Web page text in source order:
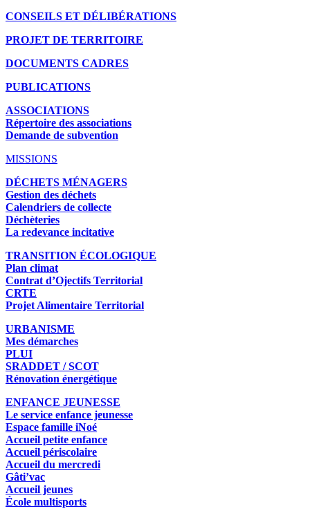
CONSEILS ET DÉLIBÉRATIONS
PROJET DE TERRITOIRE
DOCUMENTS CADRES
PUBLICATIONS
ASSOCIATIONS
Répertoire des associations
Demande de subvention
MISSIONS
DÉCHETS MÉNAGERS
Gestion des déchets
Calendriers de collecte
Déchèteries
La redevance incitative
TRANSITION ÉCOLOGIQUE
Plan climat
Contrat d’Ojectifs Territorial
CRTE
Projet Alimentaire Territorial
URBANISME
Mes démarches
PLUI
SRADDET / SCOT
Rénovation énergétique
ENFANCE JEUNESSE
Le service enfance jeunesse
Espace famille iNoé
Accueil petite enfance
Accueil périscolaire
Accueil du mercredi
Gâti’vac
Accueil jeunes
École multisports